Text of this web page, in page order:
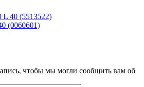
(0060601)
чтобы мы могли сообщить вам об